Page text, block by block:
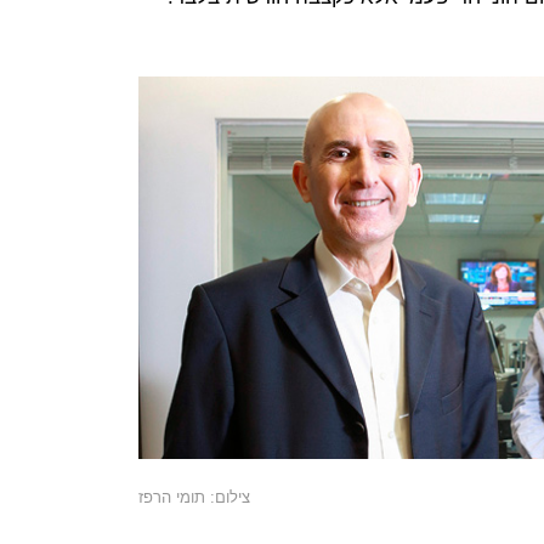
צילום: תומי הרפז